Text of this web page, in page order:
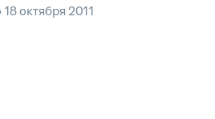
18 октября 2011